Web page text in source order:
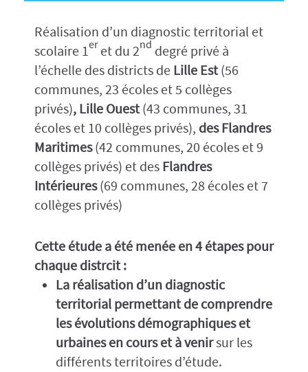
Réalisation d’un diagnostic territorial et
scolaire 1er et du 2nd degré privé à
l’échelle des districts deLille Est(56
communes, 23 écoles et 5 collèges
privés), Lille Ouest(43 communes, 31
écoles et 10 collèges privés), des Flandres
Maritimes(42 communes, 20 écoles et 9
collèges privés) et desFlandres
Intérieures(69 communes, 28 écoles et 7
collèges privés)
Cette étude a été menée en 4 étapes pour
chaque distrcit :
La réalisation d’un diagnostic
territorial permettant de comprendre
les évolutions démographiques et
urbaines en cours et à venirsur les
différents territoires d’étude.